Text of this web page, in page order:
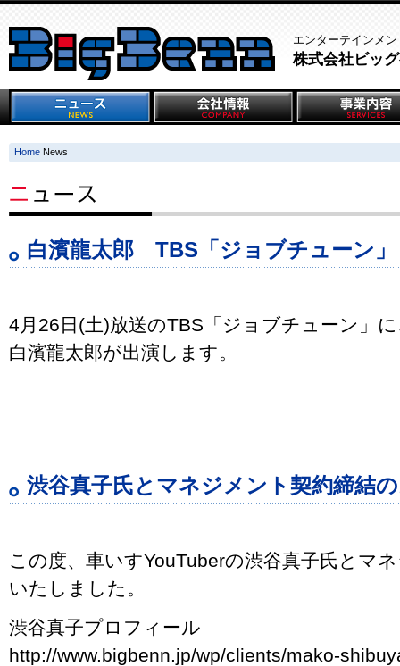
エンターテインメ
株式会社ビッ
Home News
白濱龍太郎 TBS「ジョブチューン」
4月26日(土)放送のTBS「ジョブチューン」
白濱龍太郎が出演します。
渋谷真子氏とマネジメント契約締結
この度、車いすYouTuberの渋谷真子氏とマ
いたしました。
渋谷真子プロフィール
http://www.bigbenn.jp/wp/clients/mako-